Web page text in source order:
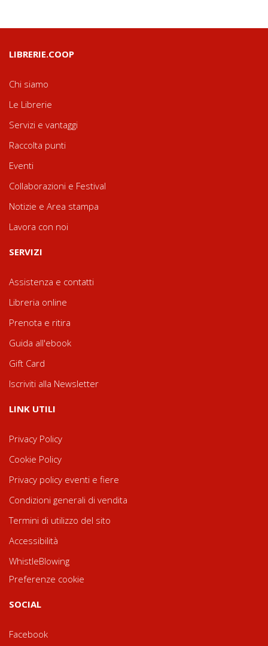
LIBRERIE.COOP
Chi siamo
Le Librerie
Servizi e vantaggi
Raccolta punti
Eventi
Collaborazioni e Festival
Notizie e Area stampa
Lavora con noi
SERVIZI
Assistenza e contatti
Libreria online
Prenota e ritira
Guida all'ebook
Gift Card
Iscriviti alla Newsletter
LINK UTILI
Privacy Policy
Cookie Policy
Privacy policy eventi e fiere
Condizioni generali di vendita
Termini di utilizzo del sito
Accessibilità
WhistleBlowing
Preferenze cookie
SOCIAL
Facebook